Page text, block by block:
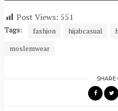
Post Views: 551
Tags: fashion hijabcasual
moslemwear
SHARE